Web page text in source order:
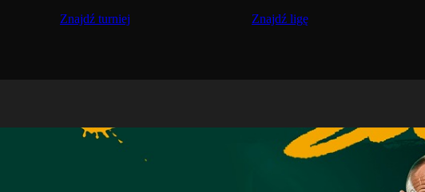
Znajdź turniej Znajdź ligę